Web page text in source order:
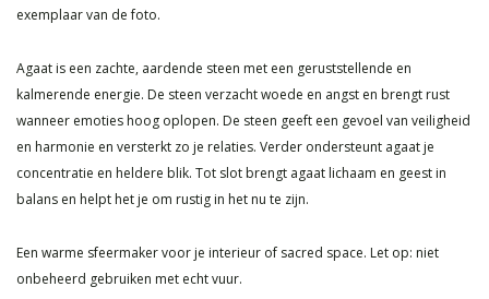
exemplaar van de foto.
Agaat is een zachte, aardende steen met een geruststellende en
kalmerende energie. De steen verzacht woede en angst en brengt rust
wanneer emoties hoog oplopen. De steen geeft een gevoel van veiligheid
en harmonie en versterkt zo je relaties. Verder ondersteunt agaat je
concentratie en heldere blik. Tot slot brengt agaat lichaam en geest in
balans en helpt het je om rustig in het nu te zijn.
Een warme sfeermaker voor je interieur of sacred space. Let op: niet
onbeheerd gebruiken met echt vuur.